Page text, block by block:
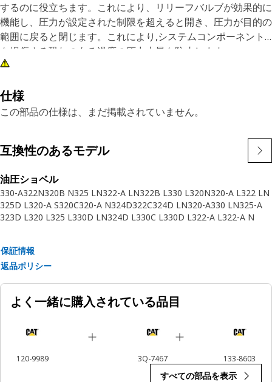
するのに役立ちます。これにより、リリーフバルブが効果的に
機能し、圧力が設定された制限を超えると開き、圧力が目的の
範囲に戻ると閉じます。これにより,システムコンポーネント
を損傷する恐れのある過度の圧力上昇を防止します。
- 漏れを防ぎます。
- 望ましい圧力レベルを維持します。
チェックバルブシールキットは、リリーフバルブ周辺の流体漏
仕様
この部品の仕様は、まだ掲載されていません。
互換性のあるモデル
油圧ショベル
330-A322N320B N325 LN322-A LN322B L330 L320N320-A L322 LN
325D L320-A S320C320-A N324D322C324D LN320-A330 LN325-A
323D L320 L325 L330D LN324D L330C L330D L322-A L322-A N
保証情報
返品ポリシー
よく一緒に購入されている品目
120-9989 3Q-7467 133-8603
すべての部品を表示